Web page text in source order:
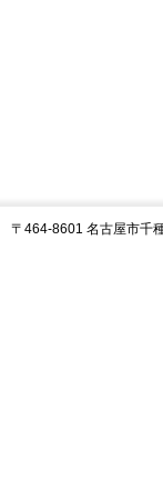
〒464-8601 名古屋市千